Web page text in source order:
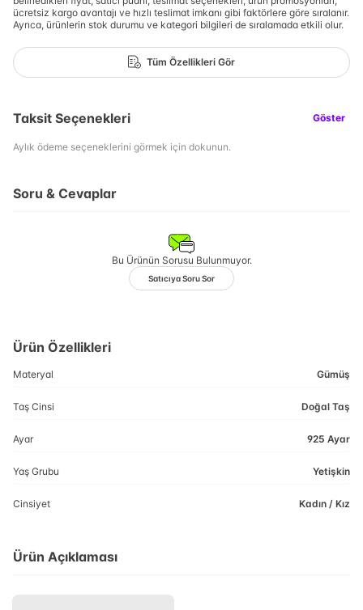
ücretsiz kargo avantajı ve hızlı teslimat imkanı gibi faktörlere göre sıralanır.
Ayrıca, ürünlerin stok durumu ve kategori bilgileri de sıralamada etkili olur.
Tüm Özellikleri Gör
Taksit Seçenekleri Göster
Aylık ödeme seçeneklerini görmek için dokunun.
Soru & Cevaplar
Bu Ürünün Sorusu Bulunmuyor.
Satıcıya Soru Sor
Ürün Özellikleri
Materyal Gümüş
Taş Cinsi Doğal Taş
Ayar 925 Ayar
Yaş Grubu Yetişkin
Cinsiyet Kadın / Kız
Ürün Açıklaması